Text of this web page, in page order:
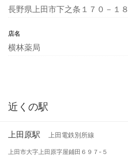
長野県上田市下之条１７０－１８
店名
横林薬局
近くの駅
上田原駅 上田電鉄別所線
上田市大字上田原字屋鋪田６９７-５